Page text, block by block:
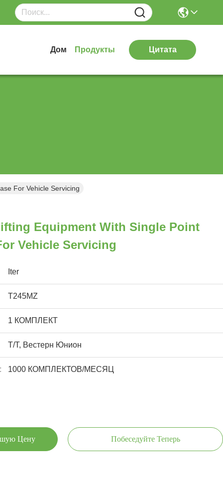
Дом Продукты Цитата
For Vehicle Servicing
Equipment With Single Point
Vehicle Servicing
Iter
T245MZ
1 КОМПЛЕКТ
Т/Т, Вестерн Юнион
1000 КОМПЛЕКТОВ/МЕСЯЦ
Цену Побеседуйте Теперь